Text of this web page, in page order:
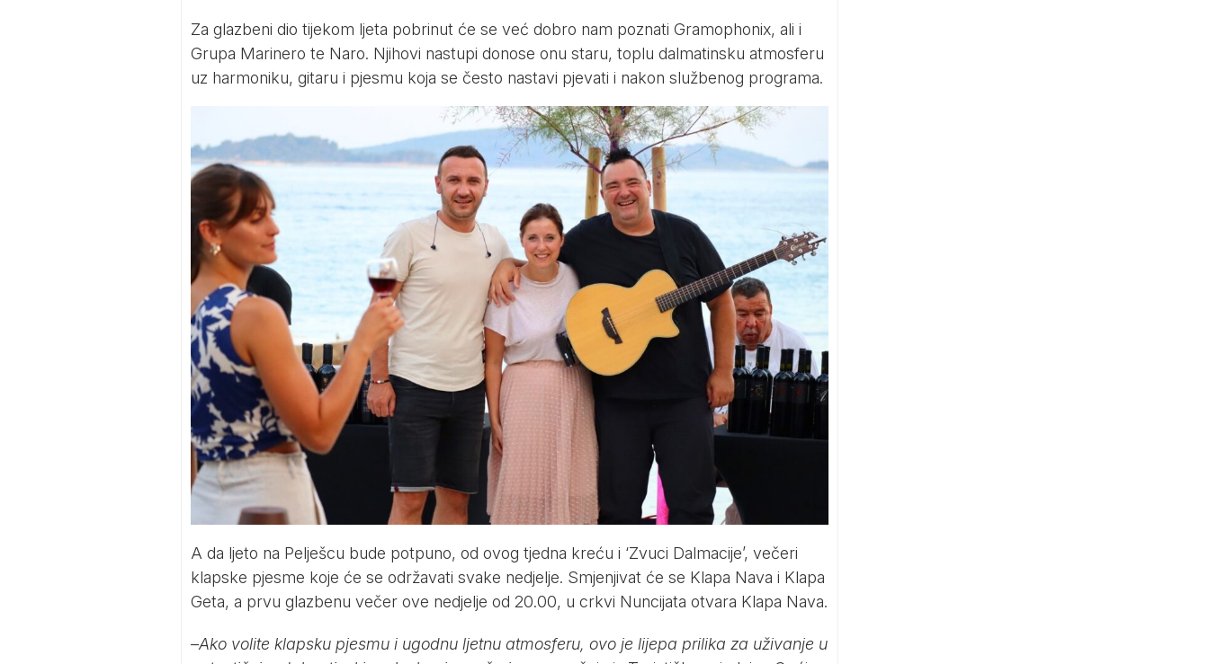
Za glazbeni dio tijekom ljeta pobrinut će se već dobro nam poznati Gramophonix, ali i
Grupa Marinero te Naro. Njihovi nastupi donose onu staru, toplu dalmatinsku atmosferu
uz harmoniku, gitaru i pjesmu koja se često nastavi pjevati i nakon službenog programa.
A da ljeto na Pelješcu bude potpuno, od ovog tjedna kreću i ‘Zvuci Dalmacije’, večeri
klapske pjesme koje će se održavati svake nedjelje. Smjenjivat će se Klapa Nava i Klapa
Geta, a prvu glazbenu večer ove nedjelje od 20.00, u crkvi Nuncijata otvara Klapa Nava.
–Ako volite klapsku pjesmu i ugodnu ljetnu atmosferu, ovo je lijepa prilika za uživanje u